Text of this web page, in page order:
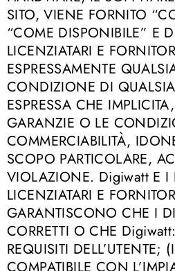
SITO, VIENE FORNITO
“COME DISPONIBILE” E
LICENZIATARI E
ESPRESSAMENTE
CONDIZIONE DI
ESPRESSA CHE
GARANZIE O LE
COMMERCIABILITÀ,
SCOPO PARTICOLARE,
VIOLAZIONE. Digiwatt E I
LICENZIATARI E
GARANTISCONO CHE I
CORRETTI O CHE
REQUISITI DELL’UTENTE;